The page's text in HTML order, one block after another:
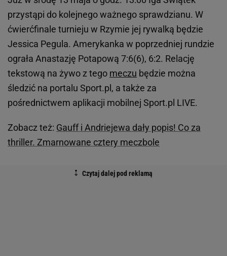
przystąpi do kolejnego ważnego sprawdzianu. W
ćwierćfinale turnieju w Rzymie jej rywalką będzie
Jessica Pegula. Amerykanka w poprzedniej rundzie
ograła Anastazję Potapową 7:6(6), 6:2. Relację
tekstową na żywo z tego meczu będzie można
śledzić na portalu Sport.pl, a także za
pośrednictwem aplikacji mobilnej Sport.pl LIVE.
Zobacz też: Gauff i Andriejewa dały popis! Co za
thriller. Zmarnowane cztery meczbole